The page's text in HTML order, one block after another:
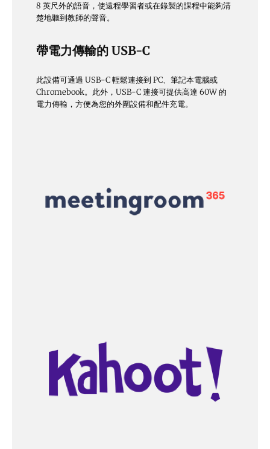
8 英尺外的語音，使遠程學習者或在錄製的課程中能夠清
楚地聽到教師的聲音。
帶電力傳輸的 USB-C
此設備可通過 USB-C 輕鬆連接到 PC、筆記本電腦或
Chromebook。此外，USB-C 連接可提供高達 60W 的
電力傳輸，方便為您的外圍設備和配件充電。